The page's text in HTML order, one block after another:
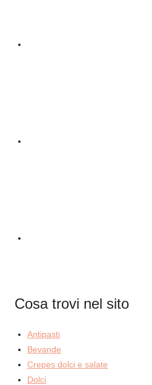
Cosa trovi nel sito
Antipasti
Bevande
Crepes dolci e salate
Dolci